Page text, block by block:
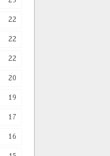
22
22
22
20
19
17
16